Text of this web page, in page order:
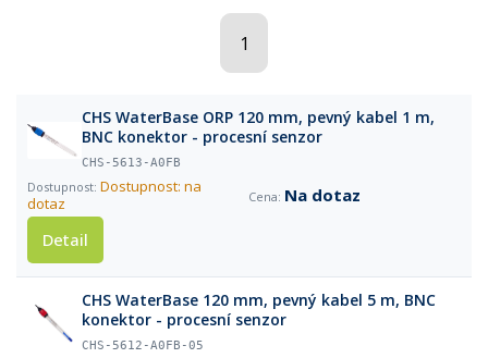
1
CHS WaterBase ORP 120 mm, pevný kabel 1 m,
BNC konektor - procesní senzor
CHS-5613-A0FB
Dostupnost: na
dotaz
Na dotaz
Detail
CHS WaterBase 120 mm, pevný kabel 5 m, BNC
konektor - procesní senzor
CHS-5612-A0FB-05